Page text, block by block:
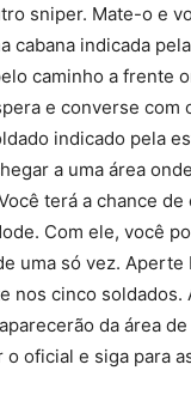
sniper. Mate-o e
cabana indicada
caminho a frente
e converse com
indicado pela
a uma área
terá a chance de
Com ele, você
uma só vez. Aperte
nos cinco soldados.
da área
o oficial e siga para